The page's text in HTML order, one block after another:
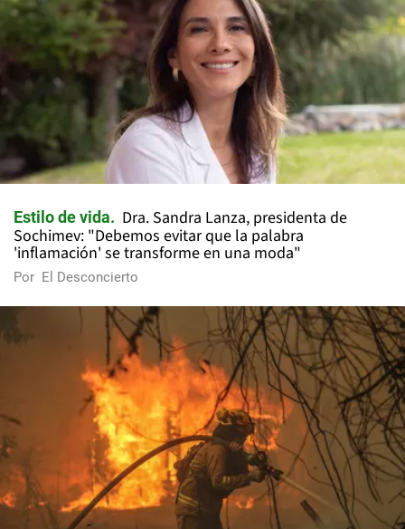
Estilo de vida
Dra. Sandra Lanza, presidenta de
Sochimev: "Debemos evitar que la palabra
'inflamación' se transforme en una moda"
Por El Desconcierto